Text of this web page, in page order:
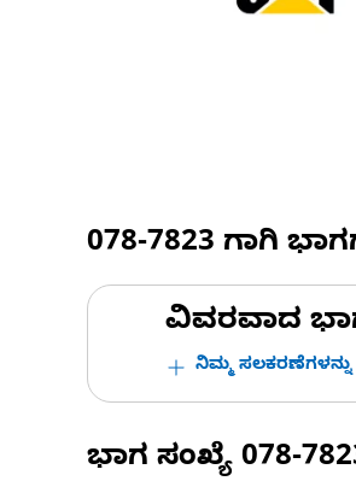
078-7823 ಗಾಗಿ
ವಿವರವಾದ
ನಿಮ್ಮ
ಭಾಗ ಸಂಖ್ಯೆ 078-